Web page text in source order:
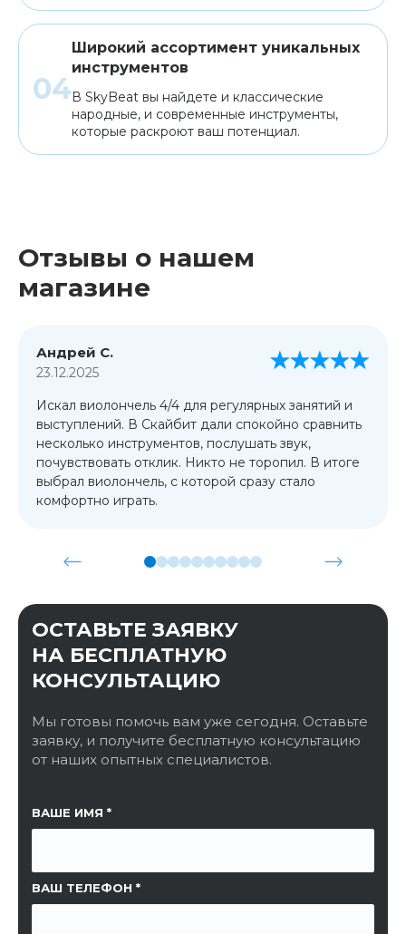
Широкий ассортимент уникальных
инструментов
В SkyBeat вы найдете и классические
народные, и современные инструменты,
которые раскроют ваш потенциал.
Отзывы о нашем
магазине
Андрей С.
23.12.2025
Искал виолончель 4/4 для регулярных занятий и
выступлений. В Скайбит дали спокойно сравнить
несколько инструментов, послушать звук,
почувствовать отклик. Никто не торопил. В итоге
выбрал виолончель, с которой сразу стало
комфортно играть.
ОСТАВЬТЕ ЗАЯВКУ
НА БЕСПЛАТНУЮ
КОНСУЛЬТАЦИЮ
Мы готовы помочь вам уже сегодня. Оставьте
заявку, и получите бесплатную консультацию
от наших опытных специалистов.
ВАШЕ ИМЯ
ВАШ ТЕЛЕФОН
ССЫЛКА НА СТРАНИЦУ